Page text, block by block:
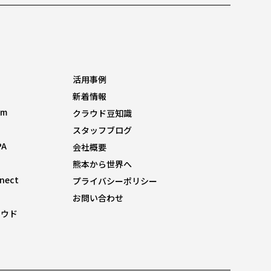
ド
活用事例
新着情報
クラウド豆知識
スタッフブログ
会社概要
熊本から世界へ
プライバシーポリシー
お問い合わせ